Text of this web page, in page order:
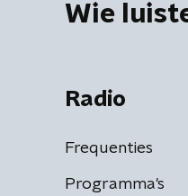
Wie
Radio
Frequenties
Programma's